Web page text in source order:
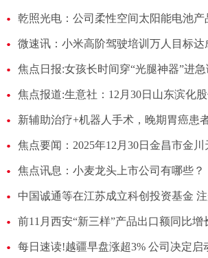
微速讯：小米高阶驾驶培训万人目标达